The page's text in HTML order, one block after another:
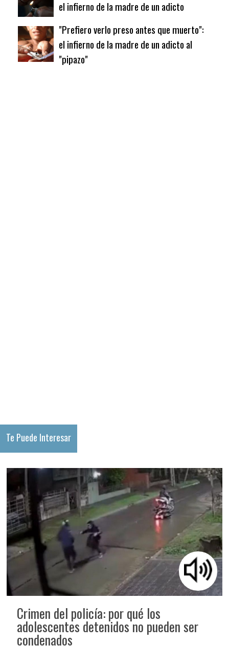
el infierno de la madre de un adicto
"Prefiero verlo preso antes que muerto":
el infierno de la madre de un adicto al
"pipazo"
Te Puede Interesar
Crimen del policía: por qué los
adolescentes detenidos no pueden ser
condenados